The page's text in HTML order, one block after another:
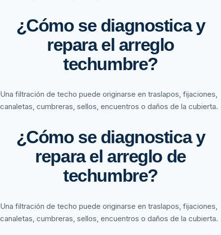
¿Cómo se diagnostica y
repara el arreglo
techumbre?
Una filtración de techo puede originarse en traslapos, fijaciones,
canaletas, cumbreras, sellos, encuentros o daños de la cubierta.
¿Cómo se diagnostica y
repara el arreglo de
techumbre?
Una filtración de techo puede originarse en traslapos, fijaciones,
canaletas, cumbreras, sellos, encuentros o daños de la cubierta.